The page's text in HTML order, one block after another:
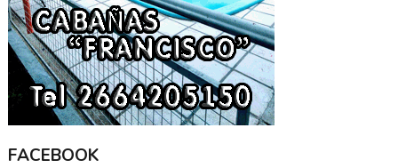
FACEBOOK